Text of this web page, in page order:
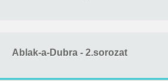
Ablak-a-Dubra - 2.sorozat